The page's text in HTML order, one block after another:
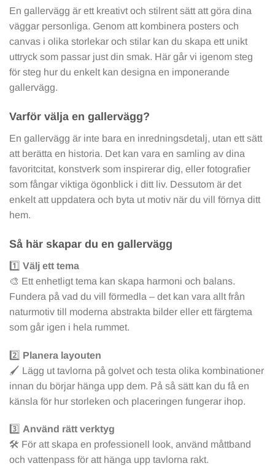
En gallervägg är ett kreativt och stilrent sätt att göra dina
väggar personliga. Genom att kombinera posters och
canvas i olika storlekar och stilar kan du skapa ett unikt
uttryck som passar just din smak. Här går vi igenom steg
för steg hur du enkelt kan designa en imponerande
gallervägg.
Varför välja en gallervägg?
En gallervägg är inte bara en inredningsdetalj, utan ett sätt
att berätta en historia. Det kan vara en samling av dina
favoritcitat, konstverk som inspirerar dig, eller fotografier
som fångar viktiga ögonblick i ditt liv. Dessutom är det
enkelt att uppdatera och byta ut motiv när du vill förnya ditt
hem.
Så här skapar du en gallervägg
1️⃣ Välj ett tema
🎨 Ett enhetligt tema kan skapa harmoni och balans.
Fundera på vad du vill förmedla – det kan vara allt från
naturmotiv till moderna abstrakta bilder eller ett färgtema
som går igen i hela rummet.
2️⃣ Planera layouten
🖌️ Lägg ut tavlorna på golvet och testa olika kombinationer
innan du börjar hänga upp dem. På så sätt kan du få en
känsla för hur storleken och placeringen fungerar ihop.
3️⃣ Använd rätt verktyg
🛠️ För att skapa en professionell look, använd måttband
och vattenpass för att hänga upp tavlorna rakt.